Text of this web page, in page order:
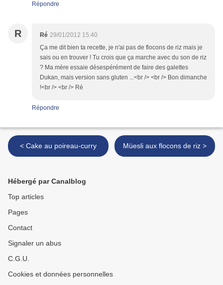
Répondre
R Ré 29/01/2012 15:40
Ça me dit bien ta recette, je n'ai pas de flocons de riz mais je
sais ou en trouver ! Tu crois que ça marche avec du son de riz
? Ma mère essaie désespérément de faire des galettes
Dukan, mais version sans gluten ...<br /> <br /> Bon dimanche
!<br /> <br /> Ré
Répondre
< Cake au poireau-curry Müesli aux flocons de riz >
Hébergé par Canalblog
Top articles
Pages
Contact
Signaler un abus
C.G.U.
Cookies et données personnelles